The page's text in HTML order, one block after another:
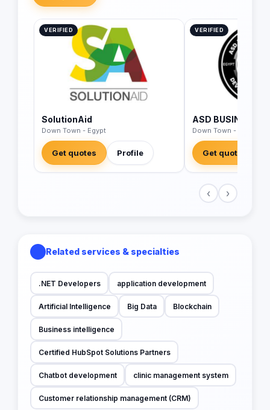
VERIFIED
SolutionAid
Down Town - Egypt
Get quotes Profile
VERIFIED
ASD BUSINESS
Down Town - Egypt
Get quotes
‹ ›
Related services & specialties
.NET Developers application development
Artificial Intelligence Big Data Blockchain
Business intelligence
Certified HubSpot Solutions Partners
Chatbot development clinic management system
Customer relationship management (CRM)